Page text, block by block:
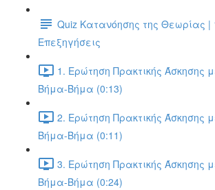
Quiz Κατανόησης της Θεωρίας |
Επεξηγήσεις
1. Ερώτηση Πρακτικής Άσκησης
Βήμα-Βήμα (0:13)
2. Ερώτηση Πρακτικής Άσκησης
Βήμα-Βήμα (0:11)
3. Ερώτηση Πρακτικής Άσκησης
Βήμα-Βήμα (0:24)